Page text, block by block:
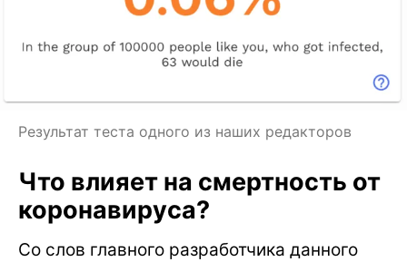
Результат теста одного из наших редакторов
Что влияет на смертность от
коронавируса?
Со слов главного разработчика данного